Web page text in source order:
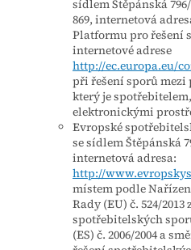
sídlem Štěpánská 796/
869, internetová
Platformu pro řešení
internetové adrese
http://ec.europa.eu/
při řešení sporů
který je
elektronickými
Evropské
se sídlem Štěpánská
internetová adresa:
http://
místem podle
Rady (EU) č. 524/2013
spotřebitelských
(ES) č. 2006/2004 a